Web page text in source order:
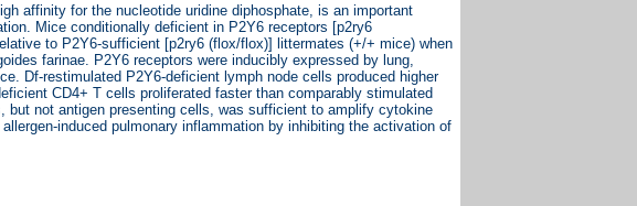
affinity for the nucleotide uridine diphosphate, is an important
Mice conditionally deficient in P2Y6 receptors [p2ry6
to P2Y6-sufficient [p2ry6 (flox/flox)] littermates (+/+ mice) when
farinae. P2Y6 receptors were inducibly expressed by lung,
Df-restimulated P2Y6-deficient lymph node cells produced higher
CD4+ T cells proliferated faster than comparably stimulated
not antigen presenting cells, was sufficient to amplify cytokine
induced pulmonary inflammation by inhibiting the activation of